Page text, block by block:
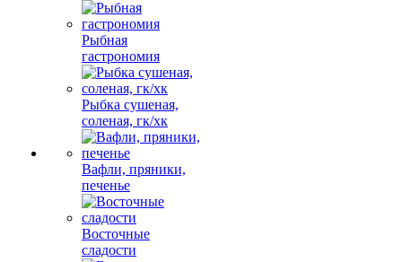
Рыбная
гастрономия
Рыбка сушеная,
соленая, гк/хк
Вафли, пряники,
печенье
Восточные
сладости